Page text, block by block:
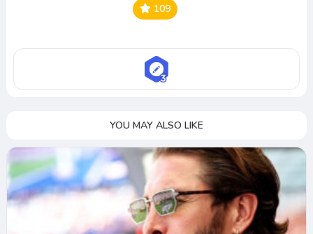
109
YOU MAY ALSO LIKE